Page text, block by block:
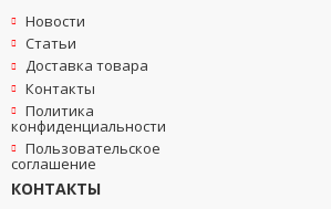
Новости
Статьи
Доставка товара
Контакты
Политика
конфиденциальности
Пользовательское
соглашение
КОНТАКТЫ